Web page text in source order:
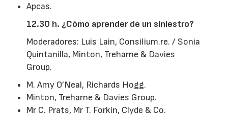
Apcas.
12.30 h. ¿Cómo aprender de un siniestro?
Moderadores: Luis Lain, Consilium.re. / Sonia
Quintanilla, Minton, Treharne & Davies
Group.
M. Amy O’Neal, Richards Hogg.
Minton, Treharne & Davies Group.
Mr C. Prats, Mr T. Forkin, Clyde & Co.